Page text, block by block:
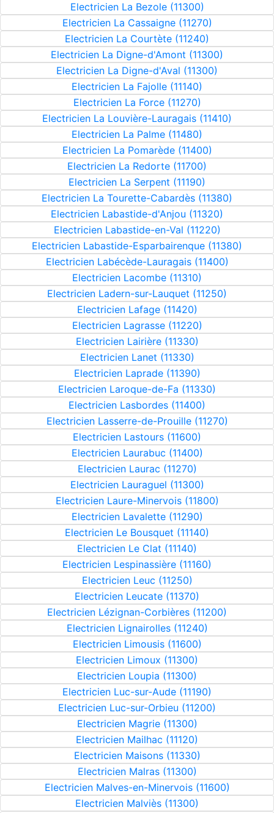
Electricien La Bezole (11300)
Electricien La Cassaigne (11270)
Electricien La Courtète (11240)
Electricien La Digne-d'Amont (11300)
Electricien La Digne-d'Aval (11300)
Electricien La Fajolle (11140)
Electricien La Force (11270)
Electricien La Louvière-Lauragais (11410)
Electricien La Palme (11480)
Electricien La Pomarède (11400)
Electricien La Redorte (11700)
Electricien La Serpent (11190)
Electricien La Tourette-Cabardès (11380)
Electricien Labastide-d'Anjou (11320)
Electricien Labastide-en-Val (11220)
Electricien Labastide-Esparbairenque (11380)
Electricien Labécède-Lauragais (11400)
Electricien Lacombe (11310)
Electricien Ladern-sur-Lauquet (11250)
Electricien Lafage (11420)
Electricien Lagrasse (11220)
Electricien Lairière (11330)
Electricien Lanet (11330)
Electricien Laprade (11390)
Electricien Laroque-de-Fa (11330)
Electricien Lasbordes (11400)
Electricien Lasserre-de-Prouille (11270)
Electricien Lastours (11600)
Electricien Laurabuc (11400)
Electricien Laurac (11270)
Electricien Lauraguel (11300)
Electricien Laure-Minervois (11800)
Electricien Lavalette (11290)
Electricien Le Bousquet (11140)
Electricien Le Clat (11140)
Electricien Lespinassière (11160)
Electricien Leuc (11250)
Electricien Leucate (11370)
Electricien Lézignan-Corbières (11200)
Electricien Lignairolles (11240)
Electricien Limousis (11600)
Electricien Limoux (11300)
Electricien Loupia (11300)
Electricien Luc-sur-Aude (11190)
Electricien Luc-sur-Orbieu (11200)
Electricien Magrie (11300)
Electricien Mailhac (11120)
Electricien Maisons (11330)
Electricien Malras (11300)
Electricien Malves-en-Minervois (11600)
Electricien Malviès (11300)